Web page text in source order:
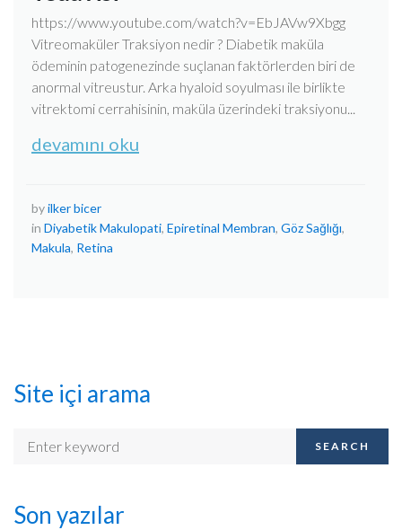
https://www.youtube.com/watch?v=EbJAVw9Xbgg
Vitreomaküler Traksiyon nedir ? Diabetik maküla
ödeminin patogenezinde suçlanan faktörlerden biri de
anormal vitreustur. Arka hyaloid soyulması ile birlikte
vitrektomi cerrahisinin, maküla üzerindeki traksiyonu...
devamını oku
byilker bicer
in Diyabetik Makulopati, Epiretinal Membran, Göz Sağlığı,
Makula, Retina
Site içi arama
SEARCH
Son yazılar